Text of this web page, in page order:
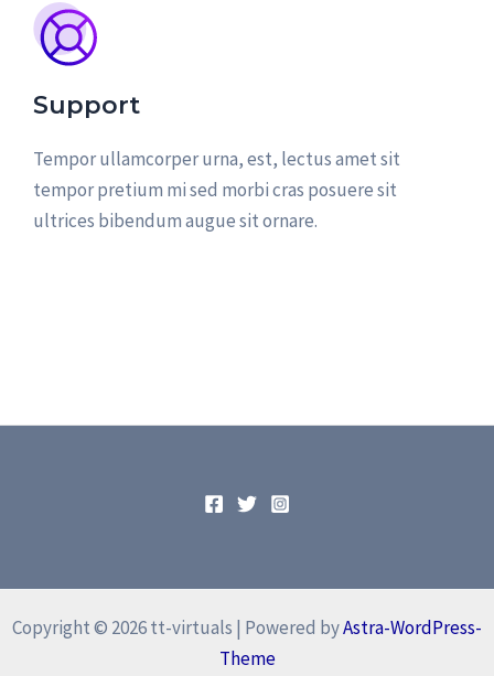
Support
Tempor ullamcorper urna, est, lectus amet sit
tempor pretium mi sed morbi cras posuere sit
ultrices bibendum augue sit ornare.
Copyright © 2026 tt-virtuals | Powered byAstra-WordPress-
Theme